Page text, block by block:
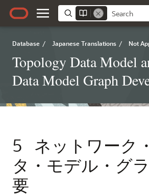
Database / Japanese Translations / Not
Topology Data Model
Data Model Graph
5
ネットワーク
タ・モデル・グ
要